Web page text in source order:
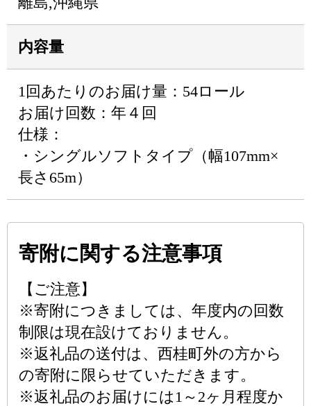
内容量
1回あたりのお届け量：54ロール
お届け回数：年４回
仕様：
・シングルソフトタイプ（幅107mm×
長さ65m）
寄附に関する注意事項
【ご注意】
※寄附につきましては、年度内の回数
制限は現在設けておりません。
※返礼品の送付は、西桂町外の方から
の寄附に限らせていただきます。
※返礼品のお届けには1～2ヶ月程度か